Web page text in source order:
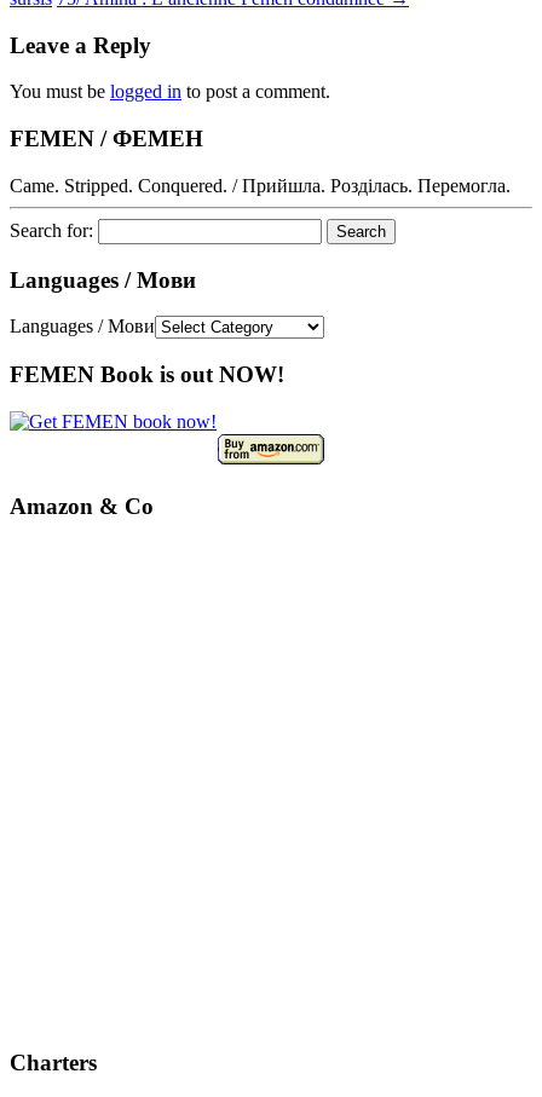
Leave a Reply
You must be logged in to post a comment.
FEMEN / ФЕМЕН
Came. Stripped. Conquered. / Прийшла. Розділась. Перемогла.
Search for:
Languages / Мови
Languages / Мови
FEMEN Book is out NOW!
Amazon & Co
Charters